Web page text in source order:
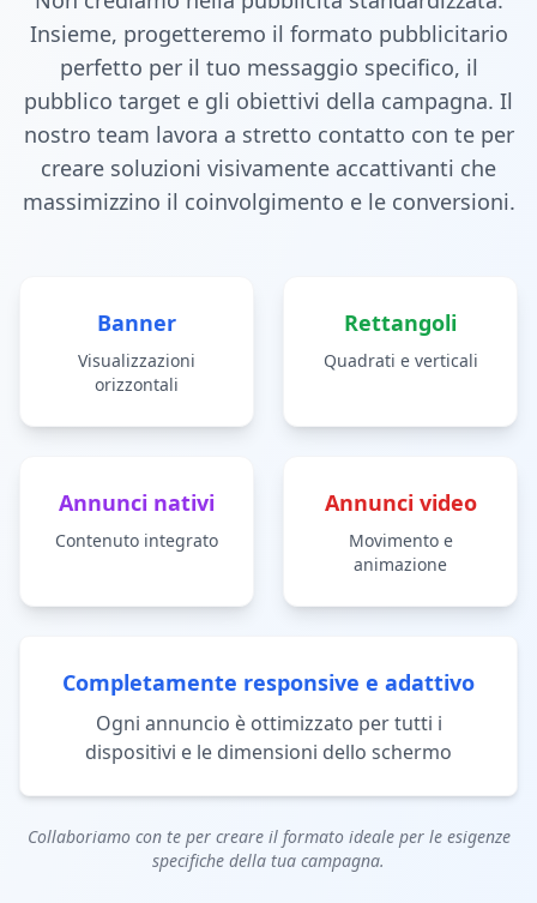
Insieme, progetteremo il formato pubblicitario
perfetto per il tuo messaggio specifico, il
pubblico target e gli obiettivi della campagna. Il
nostro team lavora a stretto contatto con te per
creare soluzioni visivamente accattivanti che
massimizzino il coinvolgimento e le conversioni.
Banner
Visualizzazioni
orizzontali
Rettangoli
Quadrati e verticali
Annunci nativi
Contenuto integrato
Annunci video
Movimento e
animazione
Completamente responsive e adattivo
Ogni annuncio è ottimizzato per tutti i
dispositivi e le dimensioni dello schermo
Collaboriamo con te per creare il formato ideale per le esigenze
specifiche della tua campagna.